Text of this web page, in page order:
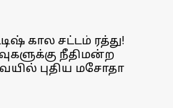
கால சட்டம் ரத்து!
நீதிமன்ற
புதிய மசோதா